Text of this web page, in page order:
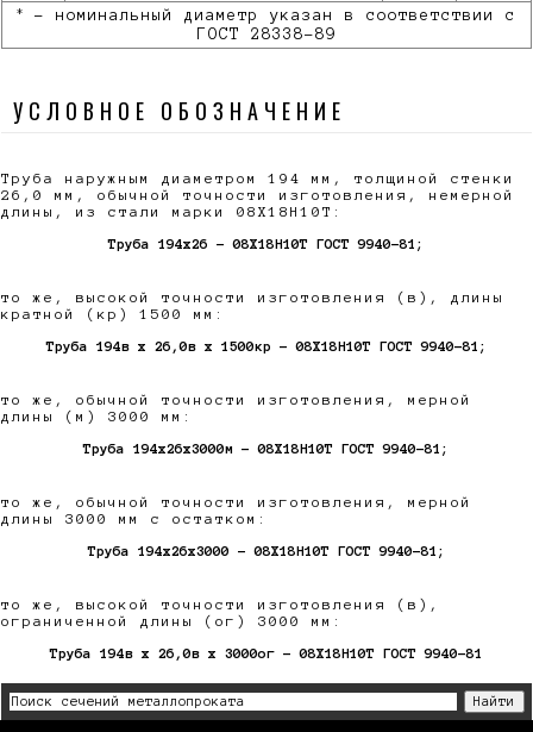
*
- номинальный диаметр указан в соответствии с
ГОСТ 28338-89
УСЛОВНОЕ ОБОЗНАЧЕНИЕ
Труба наружным диаметром 194 мм, толщиной стенки
26,0 мм, обычной точности изготовления, немерной
длины, из стали марки 08Х18Н10Т:
Труба 194х26 - 08Х18Н10Т ГОСТ 9940-81;
то же, высокой точности изготовления (в), длины
кратной (кр) 1500 мм:
Труба 194в х 26,0в х 1500кр - 08Х18Н10Т ГОСТ 9940-81;
то же, обычной точности изготовления, мерной
длины (м) 3000 мм:
Труба 194х26х3000м - 08Х18Н10Т ГОСТ 9940-81;
то же, обычной точности изготовления, мерной
длины 3000 мм с остатком:
Труба 194х26х3000 - 08Х18Н10Т ГОСТ 9940-81;
то же, высокой точности изготовления (в),
ограниченной длины (ог) 3000 мм:
Труба 194в х 26,0в х 3000ог - 08Х18Н10Т ГОСТ 9940-81